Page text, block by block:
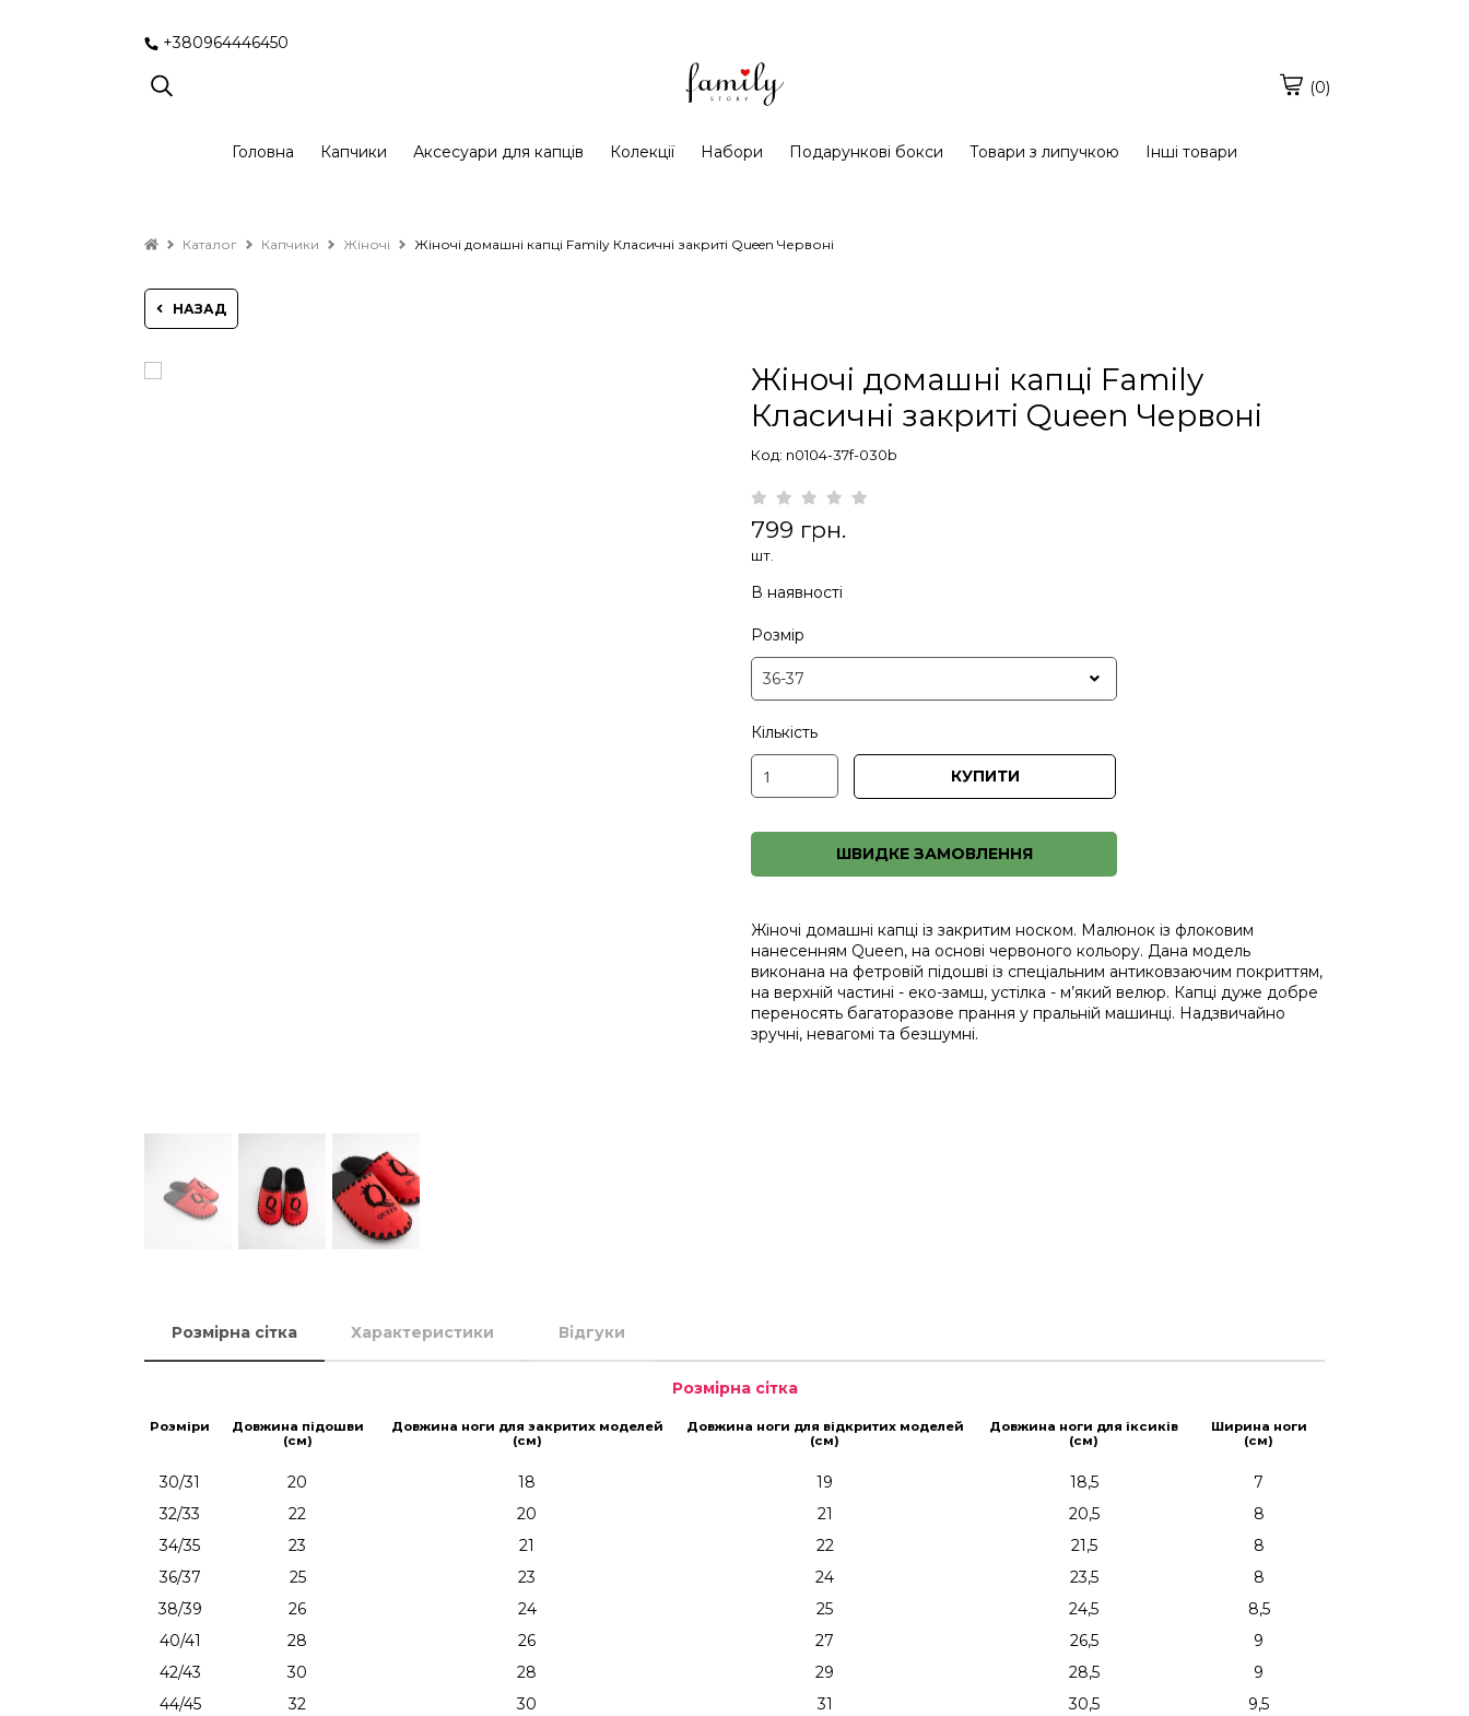
+380964446450
(0)
Головна Капчики Аксесуари для капців Колекції Набори Подарункові бокси Товари з липучкою Інші товари
Каталог Капчики Жіночі Жіночі домашні капці Family Класичні закриті Queen Червоні
НАЗАД
Жіночі домашні капці Family
Класичні закриті Queen Червоні
Код: n0104-37f-030b
799 грн.
шт.
В наявності
Розмір
Кількість
КУПИТИ
ШВИДКЕ ЗАМОВЛЕННЯ
Жіночі домашні капці із закритим носком. Малюнок із флоковим
нанесенням Queen, на основі червоного кольору. Дана модель
виконана на фетровій підошві із спеціальним антиковзаючим покриттям,
на верхній частині - еко-замш, устілка - м’який велюр. Капці дуже добре
переносять багаторазове прання у пральній машинці. Надзвичайно
зручні, невагомі та безшумні.
Розмірна сітка Характеристики Відгуки
Розмірна сітка
Розміри
Довжина підошви
(см)
Довжина ноги для закритих моделей
(см)
Довжина ноги для відкритих моделей
(см)
Довжина ноги для іксиків
(см)
Ширина ноги
(см)
30/31 20 18 19 18,5
7
32/33
22 20 21 20,5
8
34/35
23 21 22 21,5
8
36/37
25 23 24 23,5
8
38/39
26 24 25 24,5
8,5
40/41
28 26 27 26,5
9
42/43
30 28 29 28,5
9
44/45
32 30 31 30,5
9,5